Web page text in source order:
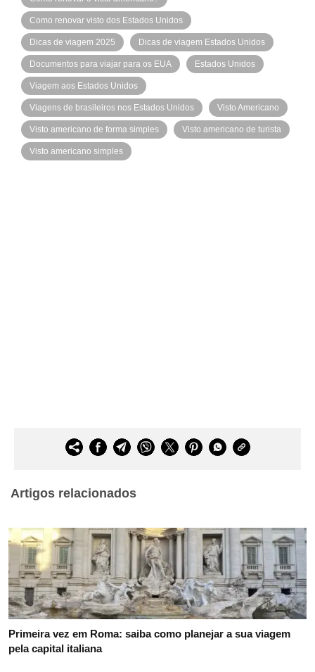
Como renovar visto dos Estados Unidos
Dicas de viagem 2025 Dicas de viagem Estados Unidos
Documentos para viajar para os EUA Estados Unidos
Viagem aos Estados Unidos
Viagens de brasileiros nos Estados Unidos Visto Americano
Visto americano de forma simples Visto americano de turista
Visto americano simples
Artigos relacionados
Primeira vez em Roma: saiba como planejar a sua viagem
pela capital italiana